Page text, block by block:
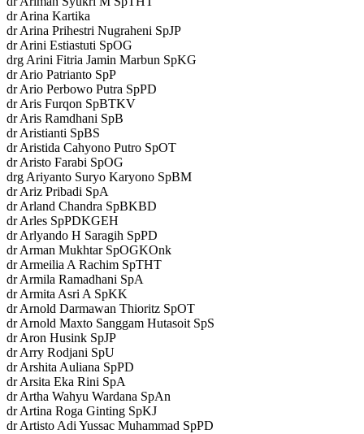
dr Arina Kartika
dr Arina Prihestri Nugraheni SpJP
dr Arini Estiastuti SpOG
drg Arini Fitria Jamin Marbun SpKG
dr Ario Patrianto SpP
dr Ario Perbowo Putra SpPD
dr Aris Furqon SpBTKV
dr Aris Ramdhani SpB
dr Aristianti SpBS
dr Aristida Cahyono Putro SpOT
dr Aristo Farabi SpOG
drg Ariyanto Suryo Karyono SpBM
dr Ariz Pribadi SpA
dr Arland Chandra SpBKBD
dr Arles SpPDKGEH
dr Arlyando H Saragih SpPD
dr Arman Mukhtar SpOGKOnk
dr Armeilia A Rachim SpTHT
dr Armila Ramadhani SpA
dr Armita Asri A SpKK
dr Arnold Darmawan Thioritz SpOT
dr Arnold Maxto Sanggam Hutasoit SpS
dr Aron Husink SpJP
dr Arry Rodjani SpU
dr Arshita Auliana SpPD
dr Arsita Eka Rini SpA
dr Artha Wahyu Wardana SpAn
dr Artina Roga Ginting SpKJ
dr Artisto Adi Yussac Muhammad SpPD